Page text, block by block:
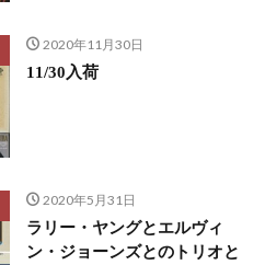
2020年11月30日
11/30入荷
2020年5月31日
ラリー・ヤングとエルヴィ
ン・ジョーンズとのトリオと